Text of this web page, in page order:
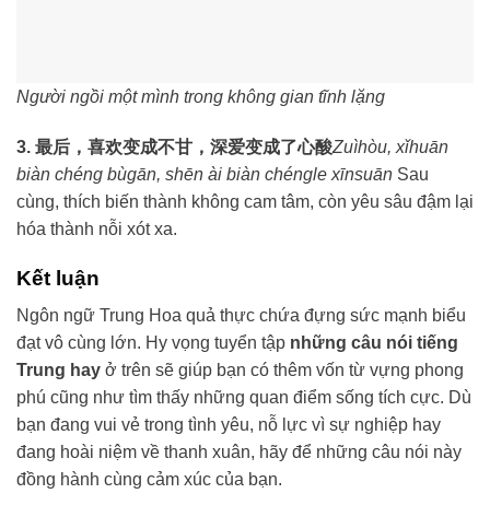
Người ngồi một mình trong không gian tĩnh lặng
3. 最后，喜欢变成不甘，深爱变成了心酸Zuìhòu, xǐhuān
biàn chéng bùgān, shēn ài biàn chéngle xīnsuān Sau
cùng, thích biến thành không cam tâm, còn yêu sâu đậm lại
hóa thành nỗi xót xa.
Kết luận
Ngôn ngữ Trung Hoa quả thực chứa đựng sức mạnh biểu
đạt vô cùng lớn. Hy vọng tuyển tập những câu nói tiếng
Trung hay ở trên sẽ giúp bạn có thêm vốn từ vựng phong
phú cũng như tìm thấy những quan điểm sống tích cực. Dù
bạn đang vui vẻ trong tình yêu, nỗ lực vì sự nghiệp hay
đang hoài niệm về thanh xuân, hãy để những câu nói này
đồng hành cùng cảm xúc của bạn.